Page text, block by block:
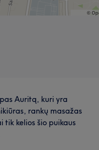
Auritą, kuri yra
rankų masažas
kelios šio puikaus